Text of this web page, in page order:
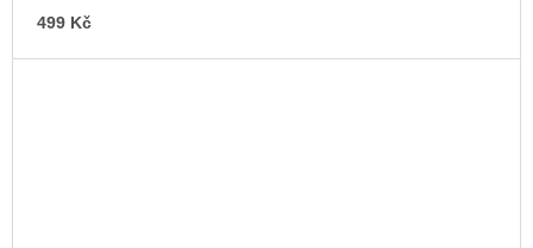
499 Kč